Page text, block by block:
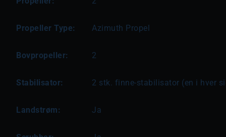
Propeller Type: Azimuth Propel
Bovpropeller: 2
Stabilisator: 2 stk. finne-stabilisator (en i hver
Landstrøm: Ja